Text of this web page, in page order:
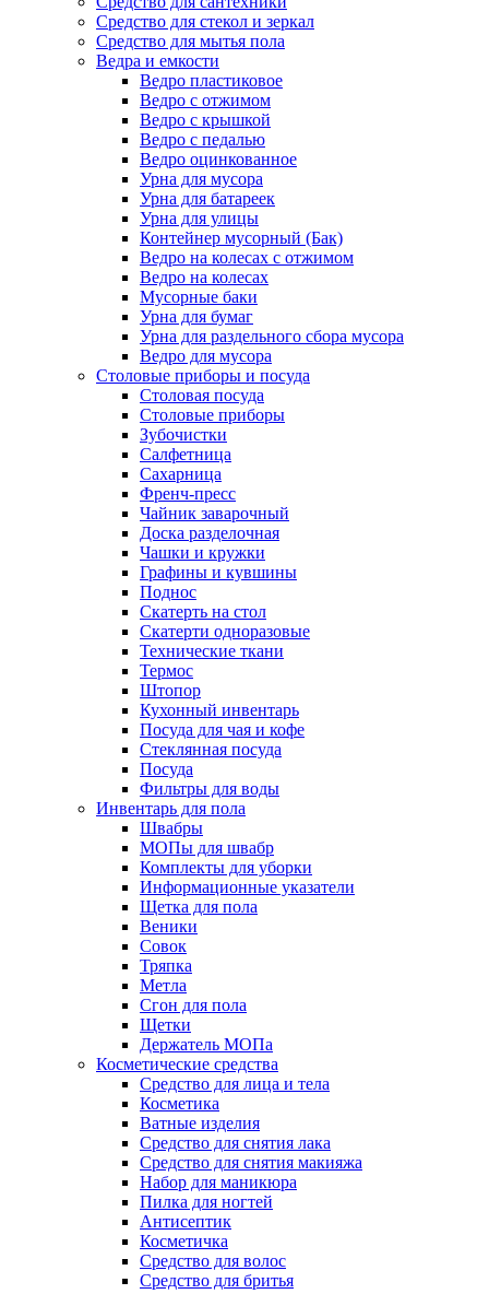
Средство для стекол и зеркал
Средство для мытья пола
Ведра и емкости
Ведро пластиковое
Ведро с отжимом
Ведро с крышкой
Ведро с педалью
Ведро оцинкованное
Урна для мусора
Урна для батареек
Урна для улицы
Контейнер мусорный (Бак)
Ведро на колесах с отжимом
Ведро на колесах
Мусорные баки
Урна для бумаг
Урна для раздельного сбора мусора
Ведро для мусора
Столовые приборы и посуда
Столовая посуда
Столовые приборы
Зубочистки
Салфетница
Сахарница
Френч-пресс
Чайник заварочный
Доска разделочная
Чашки и кружки
Графины и кувшины
Поднос
Скатерть на стол
Скатерти одноразовые
Технические ткани
Термос
Штопор
Кухонный инвентарь
Посуда для чая и кофе
Стеклянная посуда
Посуда
Фильтры для воды
Инвентарь для пола
Швабры
МОПы для швабр
Комплекты для уборки
Информационные указатели
Щетка для пола
Веники
Совок
Тряпка
Метла
Сгон для пола
Щетки
Держатель МОПа
Косметические средства
Средство для лица и тела
Косметика
Ватные изделия
Средство для снятия лака
Средство для снятия макияжа
Набор для маникюра
Пилка для ногтей
Антисептик
Косметичка
Средство для волос
Средство для бритья